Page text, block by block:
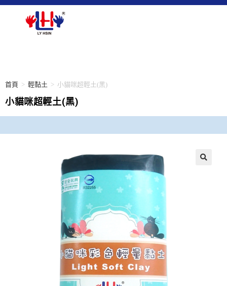
首頁 > 輕黏土 > 小貓咪超輕土(黑)
小貓咪超輕土(黑)